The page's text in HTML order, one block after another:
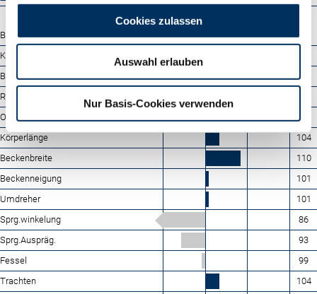
Cookies zulassen
Auswahl erlauben
Nur Basis-Cookies verwenden
88 100
Bemuskelung
99
Kreuzhöhe
Brustbreite
105
Rumpftiefe
Oberlinie
98
Körperlänge
104
Beckenbreite
110
Beckenneigung
101
Umdreher
101
Sprg.winkelung
86
Sprg.Auspräg.
93
Fessel
99
Trachten
104